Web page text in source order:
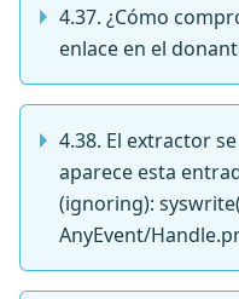
4.37. ¿Cómo
enlace en el
4.38. El extractor
aparece esta
(ignoring):
AnyEvent/